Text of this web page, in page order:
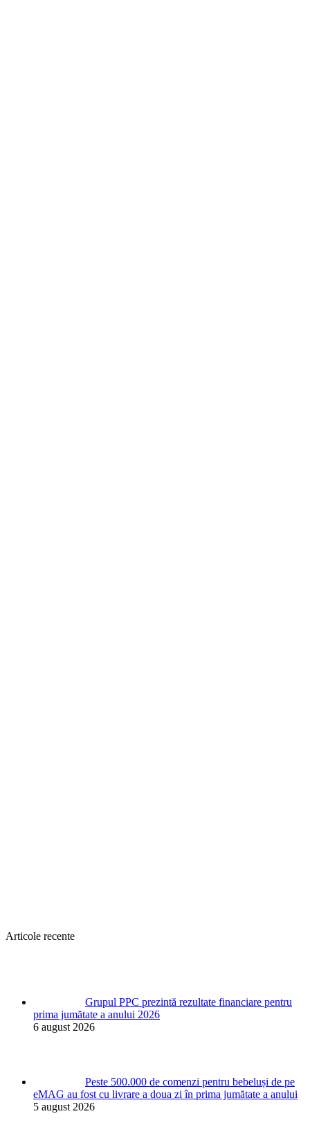
Articole recente
Grupul PPC prezintă rezultate financiare pentru
prima jumătate a anului 2026
6 august 2026
Peste 500.000 de comenzi pentru bebeluși de pe
eMAG au fost cu livrare a doua zi în prima jumătate a anului
5 august 2026